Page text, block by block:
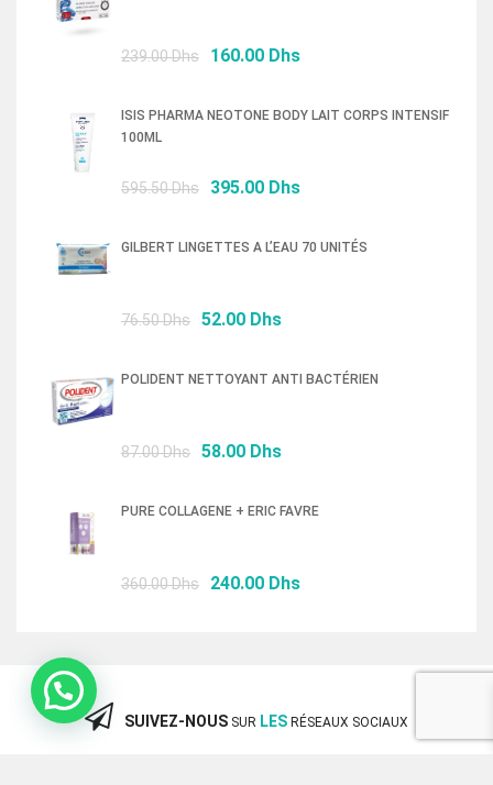
239.00Dhs
Le
initial
160.00 DhsLe
actuel
ISIS PHARMA NEOTONE BODY LAIT CORPS INTENSIF
100ML
595.50Dhs
Le
initial
395.00 DhsLe
actuel
GILBERT LINGETTES A L’EAU 70 UNITÉS
76.50Dhs
Le
initial
52.00 DhsLe
actuel
POLIDENT NETTOYANT ANTI BACTÉRIEN
87.00Dhs
Le
initial
58.00 DhsLe
actuel
PURE COLLAGENE + ERIC FAVRE
360.00Dhs
Le
240.00 DhsLe
SUIVEZ-NOUS SUR LES RÉSEAUX SOCIAUX